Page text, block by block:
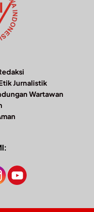
Jurnalistik
Wartawan